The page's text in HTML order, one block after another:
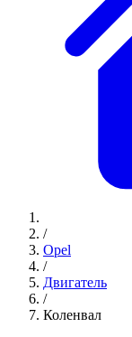
/
Opel
/
Двигатель
/
Коленвал